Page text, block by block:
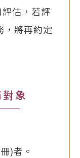
估，若評
，將再約定
象
)者。